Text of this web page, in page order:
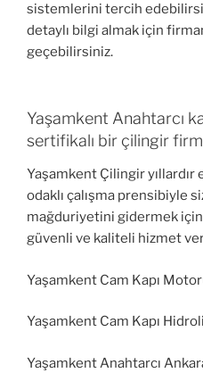
sistemlerini tercih
detaylı bilgi almak için
geçebilirsiniz.
Yaşamkent Anahtarcı
sertifikalı bir çilingir
Yaşamkent Çilingir
odaklı çalışma prensibiyle
mağduriyetini gidermek için
güvenli ve kaliteli hizmet
Yaşamkent Cam Kapı
Yaşamkent Cam Kapı
Yaşamkent Anahtarcı